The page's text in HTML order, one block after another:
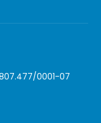
0001-07